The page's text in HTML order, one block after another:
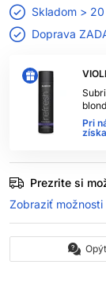
Pri
Skladom > 20
Doprava
Prezrite si